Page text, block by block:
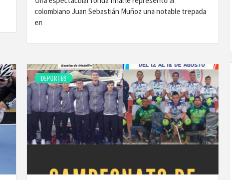
colombiano Juan Sebastián Muñoz una notable trepada
en
DEPORTES